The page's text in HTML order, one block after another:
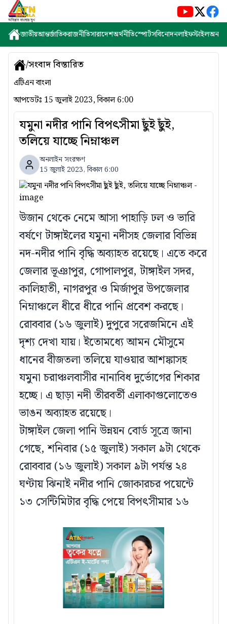
জাতীয়আন্তর্জাতিকরাজনীতিসারাদেশঅর্থনীতিস্পোর্টসবিনোদনলাইফস্টাইল
/সংবাদ বিস্তারিত
এটিএন বাংলা
আপডেটঃ 15 জুলাই 2023, বিকাল 6:00
যমুনা নদীর পানি বিপৎসীমা ছুঁই ছুঁই,
তলিয়ে যাচ্ছে নিম্নাঞ্চল
অনলাইন সংরক্ষণ
15 জুলাই 2023, বিকাল 6:00
উজান থেকে নেমে আসা পাহাড়ি ঢল ও ভারি
বর্ষণে টাঙ্গাইলের যমুনা নদীসহ জেলার বিভিন্ন
নদ-নদীর পানি বৃদ্ধি অব্যাহত রয়েছে। এতে করে
জেলার ভূঞাপুর, গোপালপুর, টাঙ্গাইল সদর,
কালিহাতী, নাগরপুর ও মির্জাপুর উপজেলার
নিম্নাঞ্চলে ধীরে ধীরে পানি প্রবেশ করছে।
রোববার (১৬ জুলাই) দুপুরে সরেজমিনে এই
দৃশ্য দেখা যায়। ইতোমধ্যে আমন মৌসুমে
ধানের বীজতলা তলিয়ে যাওয়ার আশঙ্কাসহ
যমুনা চরাঞ্চলবাসীর নানাবিধ দুর্ভোগের শিকার
হচ্ছে। এ ছাড়া নদী তীরবর্তী এলাকাগুলোতেও
ভাঙন অব্যাহত রয়েছে।
টাঙ্গাইল জেলা পানি উন্নয়ন বোর্ড সূত্রে জানা
গেছে, শনিবার (১৫ জুলাই) সকাল ৯টা থেকে
রোববার (১৬ জুলাই) সকাল ৯টা পর্যন্ত ২৪
ঘণ্টায় ঝিনাই নদীর পানি জোকারচর পয়েন্টে
১৩ সেন্টিমিটার বৃদ্ধি পেয়ে বিপৎসীমার ১৬